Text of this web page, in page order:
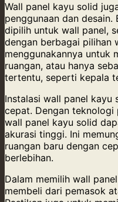
Wall panel kayu solid
penggunaan dan desain.
dipilih untuk wall panel,
dengan berbagai pilihan
menggunakannya untuk
ruangan, atau hanya
tertentu, seperti kepala
Instalasi wall panel kayu
cepat. Dengan teknologi
wall panel kayu solid
akurasi tinggi. Ini
ruangan baru dengan
berlebihan.
Dalam memilih wall
membeli dari pemasok